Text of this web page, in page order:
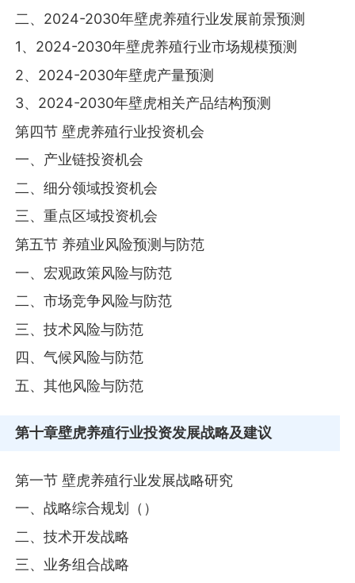
二、2024-2030年壁虎养殖行业发展前景预测
1、2024-2030年壁虎养殖行业市场规模预测
2、2024-2030年壁虎产量预测
3、2024-2030年壁虎相关产品结构预测
第四节 壁虎养殖行业投资机会
一、产业链投资机会
二、细分领域投资机会
三、重点区域投资机会
第五节 养殖业风险预测与防范
一、宏观政策风险与防范
二、市场竞争风险与防范
三、技术风险与防范
四、气候风险与防范
五、其他风险与防范
第十章壁虎养殖行业投资发展战略及建议
第一节 壁虎养殖行业发展战略研究
一、战略综合规划（）
二、技术开发战略
三、业务组合战略